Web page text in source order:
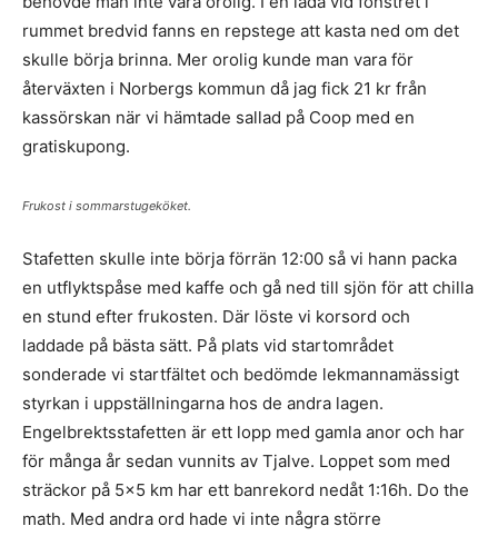
rummet bredvid fanns en repstege att kasta ned om det
skulle börja brinna. Mer orolig kunde man vara för
återväxten i Norbergs kommun då jag fick 21 kr från
kassörskan när vi hämtade sallad på Coop med en
gratiskupong.
Frukost i sommarstugeköket.
Stafetten skulle inte börja förrän 12:00 så vi hann packa
en utflyktspåse med kaffe och gå ned till sjön för att chilla
en stund efter frukosten. Där löste vi korsord och
laddade på bästa sätt. På plats vid startområdet
sonderade vi startfältet och bedömde lekmannamässigt
styrkan i uppställningarna hos de andra lagen.
Engelbrektsstafetten är ett lopp med gamla anor och har
för många år sedan vunnits av Tjalve. Loppet som med
sträckor på 5×5 km har ett banrekord nedåt 1:16h. Do the
math. Med andra ord hade vi inte några större